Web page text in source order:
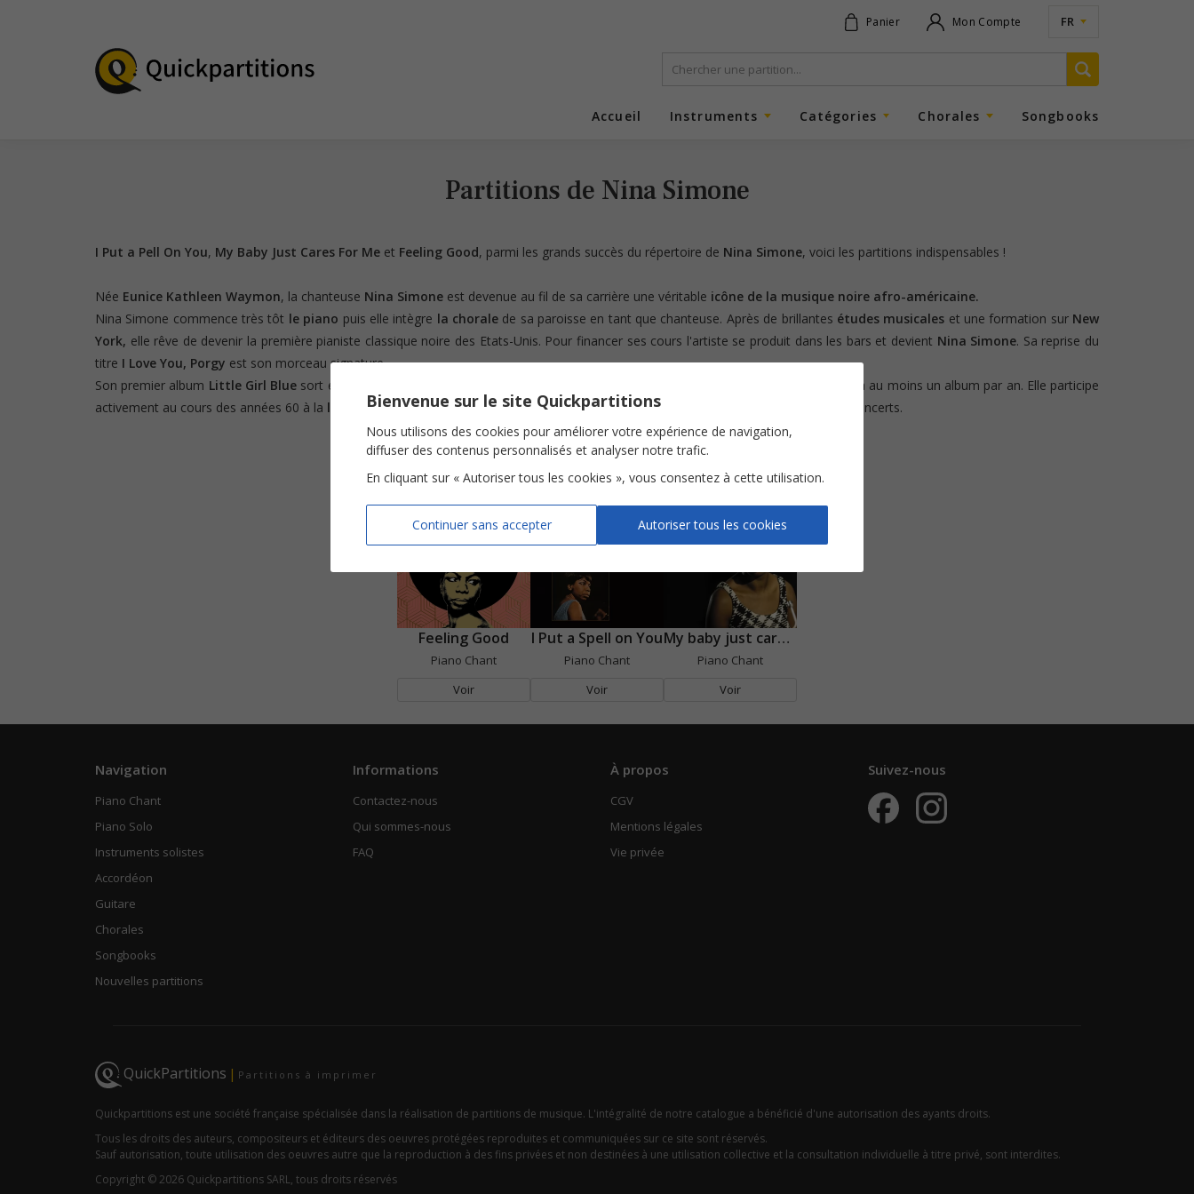
Panier Mon Compte FR
Accueil Instruments Catégories Chorales Songbooks
Partitions de Nina Simone
I Put a Pell On You, My Baby Just Cares For Me et Feeling Good, parmi les grands succès du répertoire de Nina Simone, voici les partitions indispensables !
Née Eunice Kathleen Waymon, la chanteuse Nina Simone est devenue au fil de sa carrière une véritable icône de la musique noire afro-américaine.
Nina Simone commence très tôt le piano puis elle intègre la choralede sa paroisse en tant que chanteuse. Après de brillantes études musicales et une formation sur New
York, elle rêve de devenir la première pianiste classique noire des Etats-Unis. Pour financer ses cours l'artiste se produit dans les bars et devient Nina Simone. Sa reprise du
titre I Love You, Porgy est son morceau signature.
Son premier album Little Girl Blue sort en 1957 et le succès est immédiat. Durant les quinze années suivantes Nina Simone produira au moins un album par an. Elle participe
activement au cours des années 60 à la lutte pour les droits civiques, sa programmation en est fortement influencée durant ses concerts.
Feeling Good
Piano Chant
Voir
I Put a Spell on You
Piano Chant
Voir
My baby just cares for me
Piano Chant
Voir
Navigation
Piano Chant
Piano Solo
Instruments solistes
Accordéon
Guitare
Chorales
Songbooks
Nouvelles partitions
Informations
Contactez-nous
Qui sommes-nous
FAQ
À propos
CGV
Mentions légales
Vie privée
Suivez-nous
QuickPartitions | Partitions à imprimer
Quickpartitions est une société française spécialisée dans la réalisation de partitions de musique. L'intégralité de notre catalogue a bénéficié d'une autorisation des ayants droits.
Tous les droits des auteurs, compositeurs et éditeurs des oeuvres protégées reproduites et communiquées sur ce site sont réservés.
Sauf autorisation, toute utilisation des oeuvres autre que la reproduction à des fins privées et non destinées à une utilisation collective et la consultation individuelle à titre privé, sont interdites.
Copyright © 2026 Quickpartitions SARL, tous droits réservés
Bienvenue sur le site Quickpartitions
Nous utilisons des cookies pour améliorer votre expérience de navigation,
diffuser des contenus personnalisés et analyser notre trafic.
En cliquant sur « Autoriser tous les cookies », vous consentez à cette utilisation.
Continuer sans accepter Autoriser tous les cookies